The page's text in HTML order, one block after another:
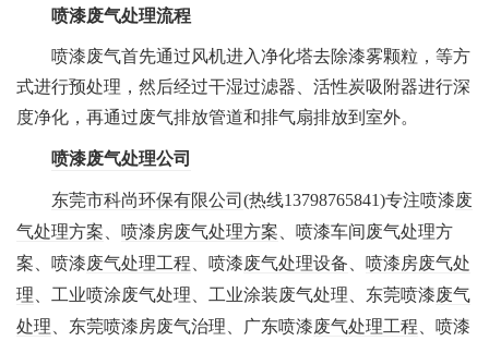
喷漆废气处理流程
喷漆废气首先通过风机进入净化塔去除漆雾颗粒，等方
式进行预处理，然后经过干湿过滤器、活性炭吸附器进行深
度净化，再通过废气排放管道和排气扇排放到室外。
喷漆废气处理公司
东莞市科尚环保有限公司 (热线13798765841)专注喷漆废
气处理方案
喷漆房废气处理方案 、喷漆车间废气处理方
案、喷漆废气处理工程 、喷漆废气处理设备
喷漆房废气处
理 、工业喷涂废气处理、工业涂装废气处理、东莞喷漆废气
处理 、东莞喷漆房废气治理、广东喷漆废气处理工程 、喷漆